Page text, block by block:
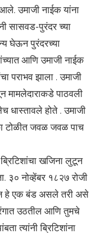
उमाजी नाईक यांना
सासवड-पुरंदर च्या
घेऊन पुरंदरच्या
आणि उमाजी नाईक
पराभव झाला . उमाजी
मामलेदाराकडे पाठवली
धास्तावले होते . उमाजी
टोळीत जवळ जवळ पाच
खजिना लुटून
३० नोव्हेंबर १८२७ रोजी
हे एक बंड असले तरी असे
रंगात उठतील आणि तुमचे
त्यांनी ब्रिटिशांना